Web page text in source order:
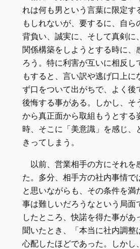
れは何も男という言葉に限定す
もしれないが、要するに、自ら
背負い、誠実に、そして真剣に
関係構築をしようとする時に、
ろう。特に利害が互いに相反し
もすると、言い訳や逃げ口上に
ず口をついて出がちで、よく後
後悔する事がある。しかし、そ
から真正面から取組もうとする
時、そこに「美意識」を感じ、
きってしまう。
以前、営業相手の方にそれを
た。多分、相手方の社内事情で
と思いながらも、その条件を満
事は難しいだろうなという局面
したところ、快諾を得た事があ
聞いたとき、「本当に社内調整
心配したほどであった。しかし